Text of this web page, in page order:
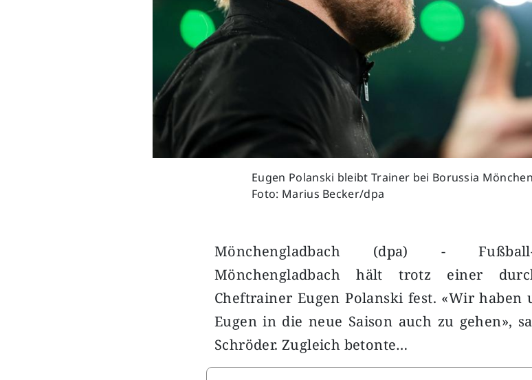
Eugen Polanski bleibt Trainer bei Borussia
Foto: Marius Becker/dpa
Mönchengladbach (dpa) - Fußball-
Mönchengladbach hält trotz einer
Cheftrainer Eugen Polanski fest. «Wir haben
Eugen in die neue Saison auch zu gehen»,
Schröder. Zugleich betonte…